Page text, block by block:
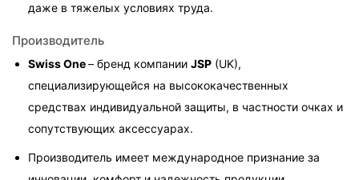
даже в тяжелых условиях труда.
Производитель
Swiss One – бренд компании JSP (UK),
специализирующейся на высококачественных
средствах индивидуальной защиты, в частности очках и
сопутствующих аксессуарах.
Производитель имеет международное признание за